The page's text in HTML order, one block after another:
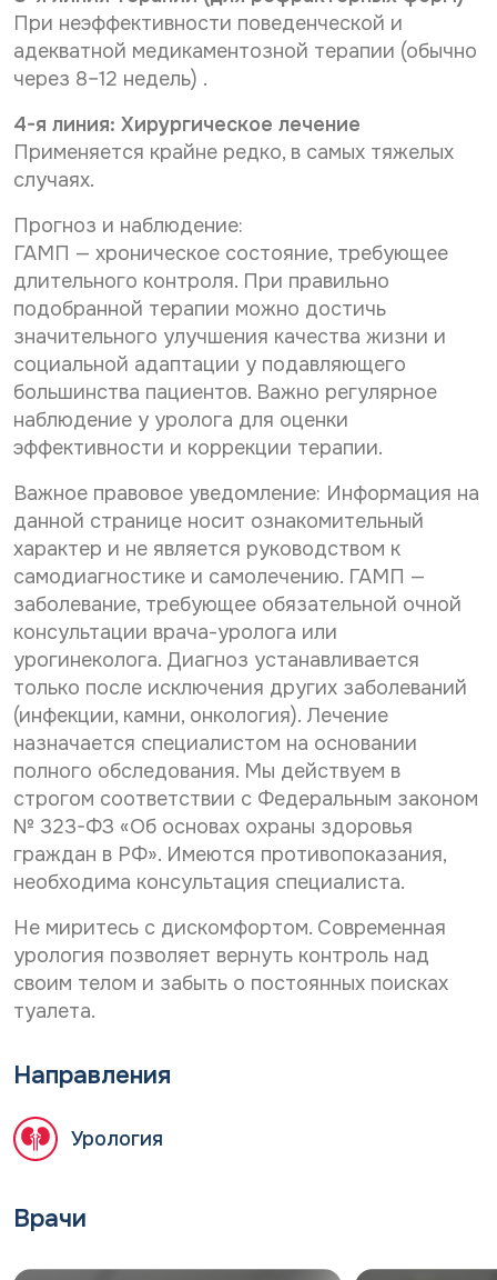
При неэффективности поведенческой и
адекватной медикаментозной терапии (обычно
через 8–12 недель) .
4-я линия: Хирургическое лечение
Применяется крайне редко, в самых тяжелых
случаях.
Прогноз и наблюдение:
ГАМП — хроническое состояние, требующее
длительного контроля. При правильно
подобранной терапии можно достичь
значительного улучшения качества жизни и
социальной адаптации у подавляющего
большинства пациентов. Важно регулярное
наблюдение у уролога для оценки
эффективности и коррекции терапии.
Важное правовое уведомление: Информация на
данной странице носит ознакомительный
характер и не является руководством к
самодиагностике и самолечению. ГАМП —
заболевание, требующее обязательной очной
консультации врача-уролога или
урогинеколога. Диагноз устанавливается
только после исключения других заболеваний
(инфекции, камни, онкология). Лечение
назначается специалистом на основании
полного обследования. Мы действуем в
строгом соответствии с Федеральным законом
№ 323-ФЗ «Об основах охраны здоровья
граждан в РФ». Имеются противопоказания,
необходима консультация специалиста.
Не миритесь с дискомфортом. Современная
урология позволяет вернуть контроль над
своим телом и забыть о постоянных поисках
туалета.
Направления
Урология
Врачи